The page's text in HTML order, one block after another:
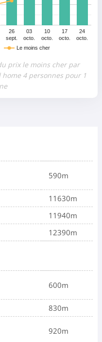
Le moins cher
26
sept.
03
octo.
10
octo.
17
octo.
24
octo.
prix le moins cher par
4 personnes pour 1
590m
11630m
11940m
12390m
600m
830m
920m